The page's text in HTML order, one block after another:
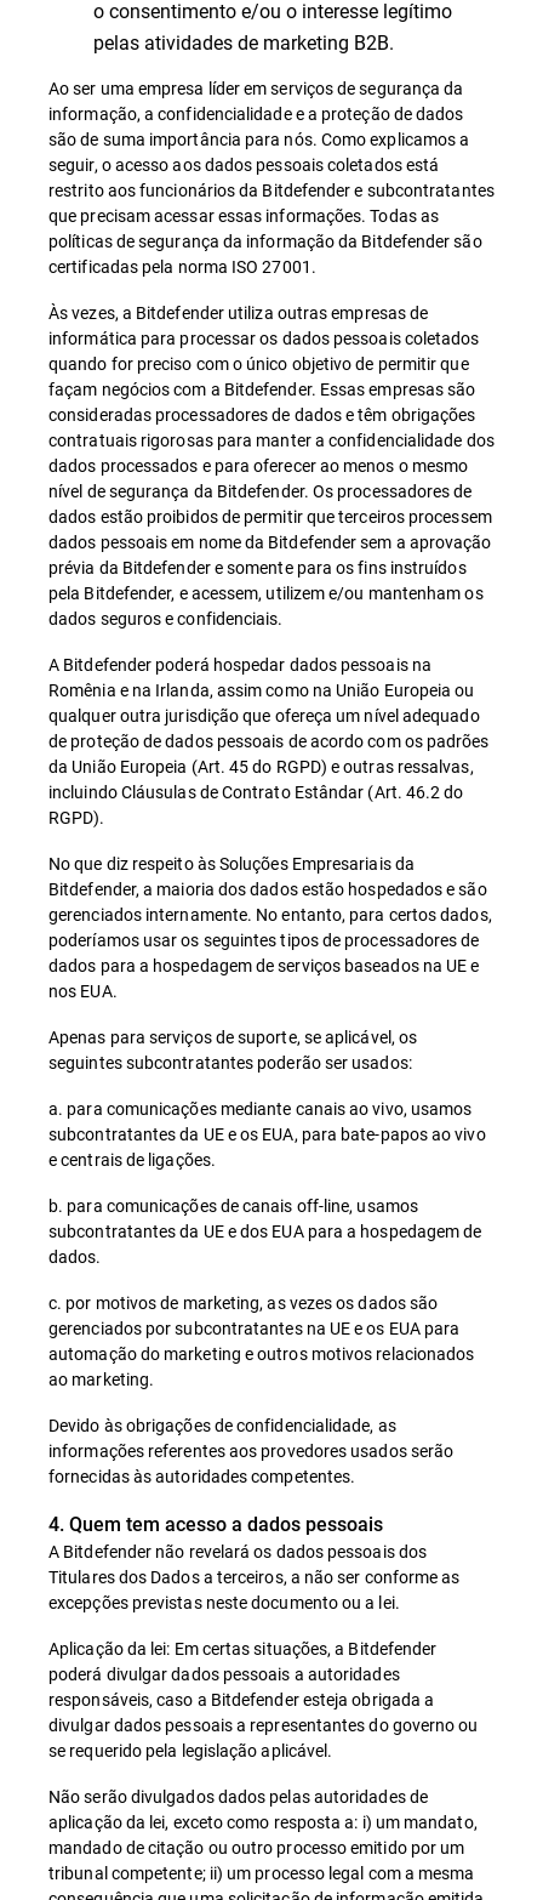
o consentimento e/ou o interesse legítimo
pelas atividades de marketing B2B.
Ao ser uma empresa líder em serviços de segurança da
informação, a confidencialidade e a proteção de dados
são de suma importância para nós. Como explicamos a
seguir, o acesso aos dados pessoais coletados está
restrito aos funcionários da Bitdefender e subcontratantes
que precisam acessar essas informações. Todas as
políticas de segurança da informação da Bitdefender são
certificadas pela norma ISO 27001.
Às vezes, a Bitdefender utiliza outras empresas de
informática para processar os dados pessoais coletados
quando for preciso com o único objetivo de permitir que
façam negócios com a Bitdefender. Essas empresas são
consideradas processadores de dados e têm obrigações
contratuais rigorosas para manter a confidencialidade dos
dados processados e para oferecer ao menos o mesmo
nível de segurança da Bitdefender. Os processadores de
dados estão proibidos de permitir que terceiros processem
dados pessoais em nome da Bitdefender sem a aprovação
prévia da Bitdefender e somente para os fins instruídos
pela Bitdefender, e acessem, utilizem e/ou mantenham os
dados seguros e confidenciais.
A Bitdefender poderá hospedar dados pessoais na
Romênia e na Irlanda, assim como na União Europeia ou
qualquer outra jurisdição que ofereça um nível adequado
de proteção de dados pessoais de acordo com os padrões
da União Europeia (Art. 45 do RGPD) e outras ressalvas,
incluindo Cláusulas de Contrato Estândar (Art. 46.2 do
RGPD).
No que diz respeito às Soluções Empresariais da
Bitdefender, a maioria dos dados estão hospedados e são
gerenciados internamente. No entanto, para certos dados,
poderíamos usar os seguintes tipos de processadores de
dados para a hospedagem de serviços baseados na UE e
nos EUA.
Apenas para serviços de suporte, se aplicável, os
seguintes subcontratantes poderão ser usados:
a. para comunicações mediante canais ao vivo, usamos
subcontratantes da UE e os EUA, para bate-papos ao vivo
e centrais de ligações.
b. para comunicações de canais off-line, usamos
subcontratantes da UE e dos EUA para a hospedagem de
dados.
c. por motivos de marketing, as vezes os dados são
gerenciados por subcontratantes na UE e os EUA para
automação do marketing e outros motivos relacionados
ao marketing.
Devido às obrigações de confidencialidade, as
informações referentes aos provedores usados serão
fornecidas às autoridades competentes.
4. Quem tem acesso a dados pessoais
A Bitdefender não revelará os dados pessoais dos
Titulares dos Dados a terceiros, a não ser conforme as
excepções previstas neste documento ou a lei.
Aplicação da lei: Em certas situações, a Bitdefender
poderá divulgar dados pessoais a autoridades
responsáveis, caso a Bitdefender esteja obrigada a
divulgar dados pessoais a representantes do governo ou
se requerido pela legislação aplicável.
Não serão divulgados dados pelas autoridades de
aplicação da lei, exceto como resposta a: i) um mandato,
mandado de citação ou outro processo emitido por um
tribunal competente; ii) um processo legal com a mesma